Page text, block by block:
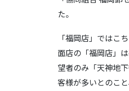
た。
「福岡店」ではこ
面店の「福岡店」
望者のみ「天神地
客様が多いとのこ